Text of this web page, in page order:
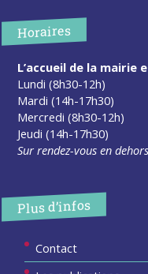
Horaires
L’accueil de la mairie
Lundi (8h30-12h)
Mardi (14h-17h30)
Mercredi (8h30-12h)
Jeudi (14h-17h30)
Sur rendez-vous en
Plus d’infos
Contact